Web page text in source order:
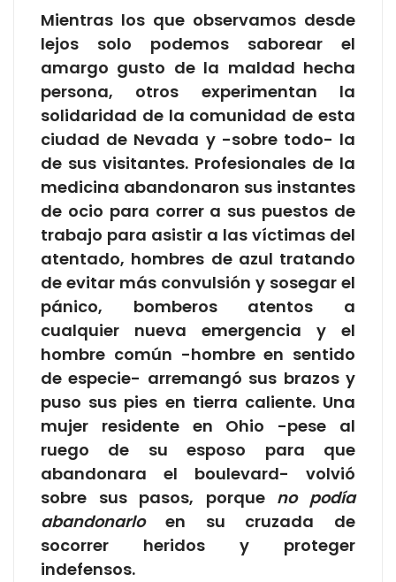
Mientras los que observamos desde
lejos solo podemos saborear el
amargo gusto de la maldad hecha
persona, otros experimentan la
solidaridad de la comunidad de esta
ciudad de Nevada y -sobre todo- la
de sus visitantes. Profesionales de la
medicina abandonaron sus instantes
de ocio para correr a sus puestos de
trabajo para asistir a las víctimas del
atentado, hombres de azul tratando
de evitar más convulsión y sosegar el
pánico, bomberos atentos a
cualquier nueva emergencia y el
hombre común -hombre en sentido
de especie- arremangó sus brazos y
puso sus pies en tierra caliente. Una
mujer residente en Ohio -pese al
ruego de su esposo para que
abandonara el boulevard- volvió
sobre sus pasos, porque no podía
abandonarloen su cruzada de
socorrer heridos y proteger
indefensos.